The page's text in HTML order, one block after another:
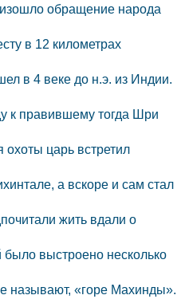
обращение народа
в 12 километрах
в 4 веке до н.э. из Индии.
к правившему тогда Шри
царь встретил
а вскоре и сам стал
жить вдали о
выстроено несколько
называют, «горе Махинды».